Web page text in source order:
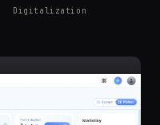
Digitalization